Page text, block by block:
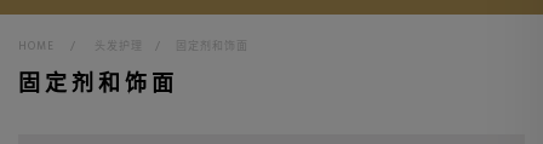
HOME > 头发护理 > 固定剂和饰面
固定剂和饰面